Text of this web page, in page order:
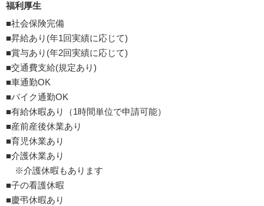
福利厚生
■社会保険完備
■昇給あり(年1回実績に応じて)
■賞与あり(年2回実績に応じて)
■交通費支給(規定あり)
■車通勤OK
■バイク通勤OK
■有給休暇あり（1時間単位で申請可能）
■産前産後休業あり
■育児休業あり
■介護休業あり
※介護休暇もあります
■子の看護休暇
■慶弔休暇あり